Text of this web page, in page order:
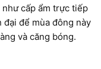
cấp ẩm trực tiếp
để mùa đông này
và căng bóng.